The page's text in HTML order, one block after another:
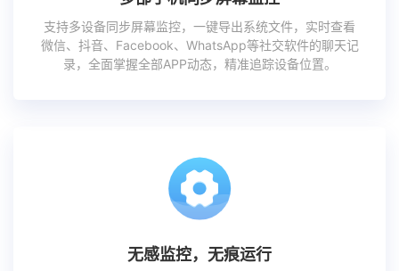
支持多设备同步屏幕监控，一键导出系统文件，实时查看
微信、抖音、Facebook、WhatsApp等社交软件的聊天记
录，全面掌握全部APP动态，精准追踪设备位置。
无感监控，无痕运行